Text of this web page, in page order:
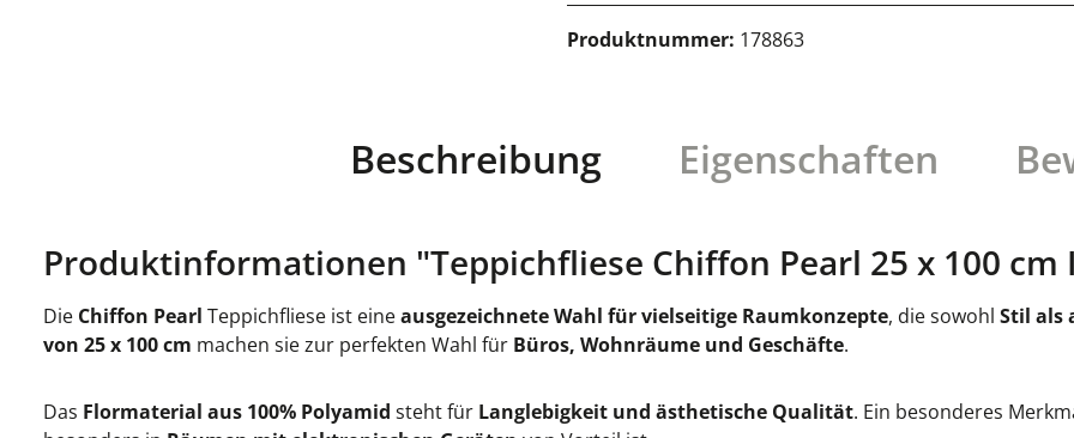
Produktnummer: 178863
Beschreibung Eigenschaften
Produktinformationen "Teppichfliese Chiffon Pearl 25 x 100
Die Chiffon Pearl Teppichfliese ist eineausgezeichnete Wahl für vielseitige Raumkonzepte, die sowohl Stil als
von 25 x 100 cm machen sie zur perfekten Wahl für Büros, Wohnräume und Geschäfte.
Das Flormaterial aus 100% Polyamid steht für Langlebigkeit und ästhetische Qualität. Ein besonderes